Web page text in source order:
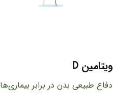
ویتامین D
دفاع طبیعی بدن در برابر بیماری‌ها